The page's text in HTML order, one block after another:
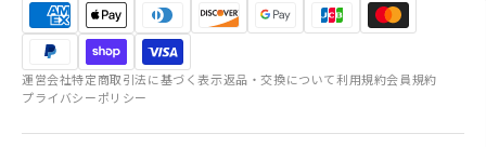
運営会社特定商取引法に基づく表示返品・交換について利用規約会員規約
プライバシーポリシー